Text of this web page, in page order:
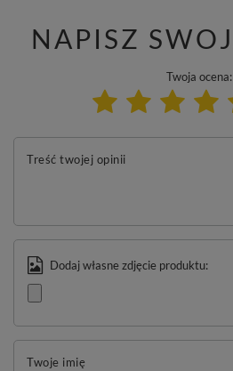
NAPISZ
Twoja ocena:
Treść twojej opinii
Dodaj własne zdjęcie produktu:
Twoje imię